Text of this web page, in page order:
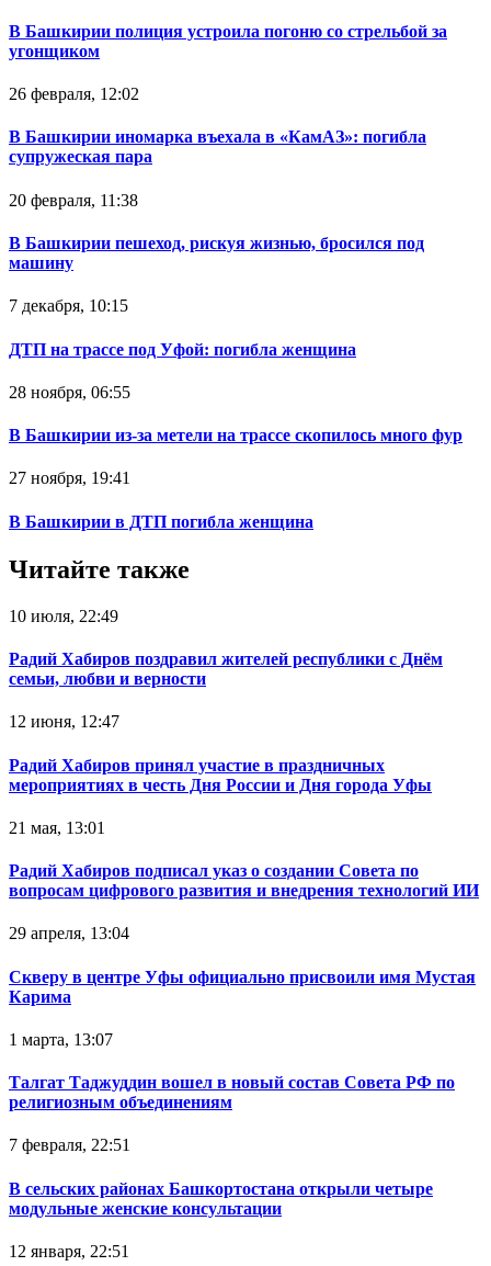
В Башкирии полиция устроила погоню со стрельбой за
угонщиком
26 февраля, 12:02
В Башкирии иномарка въехала в «КамАЗ»: погибла
супружеская пара
20 февраля, 11:38
В Башкирии пешеход, рискуя жизнью, бросился под
машину
7 декабря, 10:15
ДТП на трассе под Уфой: погибла женщина
28 ноября, 06:55
В Башкирии из-за метели на трассе скопилось много фур
27 ноября, 19:41
В Башкирии в ДТП погибла женщина
Читайте также
10 июля, 22:49
Радий Хабиров поздравил жителей республики с Днём
семьи, любви и верности
12 июня, 12:47
Радий Хабиров принял участие в праздничных
мероприятиях в честь Дня России и Дня города Уфы
21 мая, 13:01
Радий Хабиров подписал указ о создании Совета по
вопросам цифрового развития и внедрения технологий ИИ
29 апреля, 13:04
Скверу в центре Уфы официально присвоили имя Мустая
Карима
1 марта, 13:07
Талгат Таджуддин вошел в новый состав Совета РФ по
религиозным объединениям
7 февраля, 22:51
В сельских районах Башкортостана открыли четыре
модульные женские консультации
12 января, 22:51